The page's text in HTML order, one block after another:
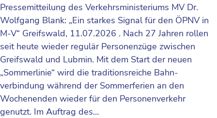
Pressemitteilung des Verkehrsministeriums MV Dr.
Wolfgang Blank: „Ein starkes Signal für den ÖPNV in
M-V“ Greifswald, 11.07.2026 . Nach 27 Jahren rollen
seit heute wieder regulär Personenzüge zwischen
Greifswald und Lubmin. Mit dem Start der neuen
„Sommerlinie“ wird die traditionsreiche Bahn­
verbindung während der Sommerferien an den
Wochenenden wieder für den Personenverkehr
genutzt. Im Auftrag des…